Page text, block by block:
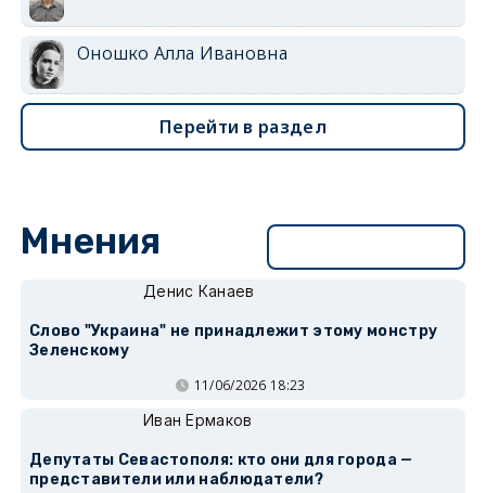
Оношко Алла Ивановна
Перейти в раздел
Мнения
Денис Канаев
Слово "Украина" не принадлежит этому монстру
Зеленскому
11/06/2026 18:23
Иван Ермаков
Депутаты Севастополя: кто они для города —
представители или наблюдатели?